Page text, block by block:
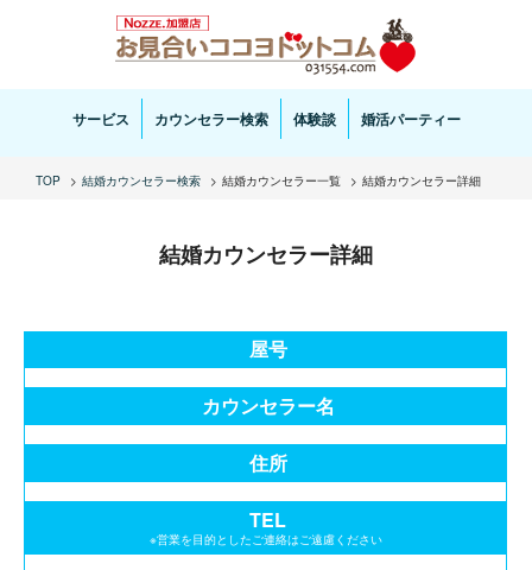
お見合い・結婚相談ならお見合いココヨドットコムへ。専任の結婚カウンセラーがサポートいた
します。
サービス カウンセラー検索 体験談 婚活パーティー
TOP 結婚カウンセラー検索 結婚カウンセラー一覧 結婚カウンセラー詳細
結婚カウンセラー詳細
屋号
カウンセラー名
住所
TEL
※営業を目的としたご連絡はご遠慮ください